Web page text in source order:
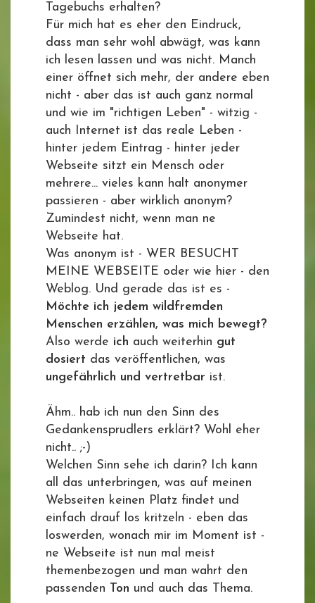
Tagebuchs erhalten?
Für mich hat es eher den Eindruck,
dass man sehr wohl abwägt, was kann
ich lesen lassen und was nicht. Manch
einer öffnet sich mehr, der andere eben
nicht - aber das ist auch ganz normal
und wie im "richtigen Leben" - witzig -
auch Internet ist das reale Leben -
hinter jedem Eintrag - hinter jeder
Webseite sitzt ein Mensch oder
mehrere... vieles kann halt anonymer
passieren - aber wirklich anonym?
Zumindest nicht, wenn man ne
Webseite hat.
Was anonym ist - WER BESUCHT
MEINE WEBSEITE oder wie hier - den
Weblog. Und gerade das ist es -
Möchte ich jedem wildfremden
Menschen erzählen, was mich bewegt?
Also werde ich auch weiterhin gut
dosiert das veröffentlichen, was
ungefährlich und vertretbar ist.
Ähm.. hab ich nun den Sinn des
Gedankensprudlers erklärt? Wohl eher
nicht.. ;-)
Welchen Sinn sehe ich darin? Ich kann
all das unterbringen, was auf meinen
Webseiten keinen Platz findet und
einfach drauf los kritzeln - eben das
loswerden, wonach mir im Moment ist -
ne Webseite ist nun mal meist
themenbezogen und man wahrt den
passenden Ton und auch das Thema.